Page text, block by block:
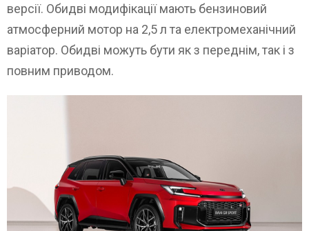
версії. Обидві модифікації мають бензиновий
атмосферний мотор на 2,5 л та електромеханічний
варіатор. Обидві можуть бути як з переднім, так і з
повним приводом.